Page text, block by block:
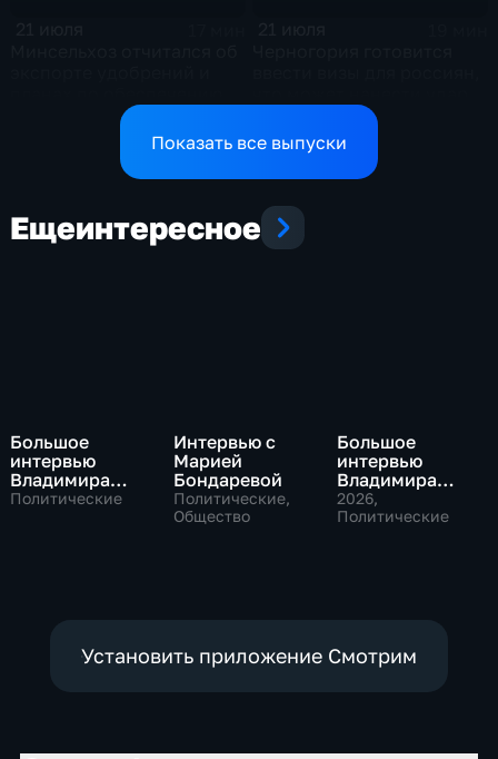
аграриев топливом
по экономике страны
Показать все выпуски
Ещеинтересное
Большое
интервью
Владимира
Путина Сергею
Политические
Интервью с
Марией
Бондаревой
Политические,
Общество
Большое
интервью
Владимира
Соловьева
Роджеру
2026,
Политические
Установить приложение Смотрим